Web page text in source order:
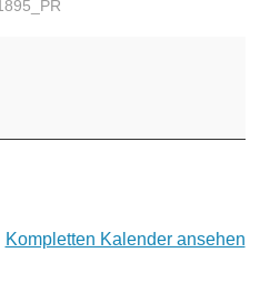
Kompletten Kalender ansehen